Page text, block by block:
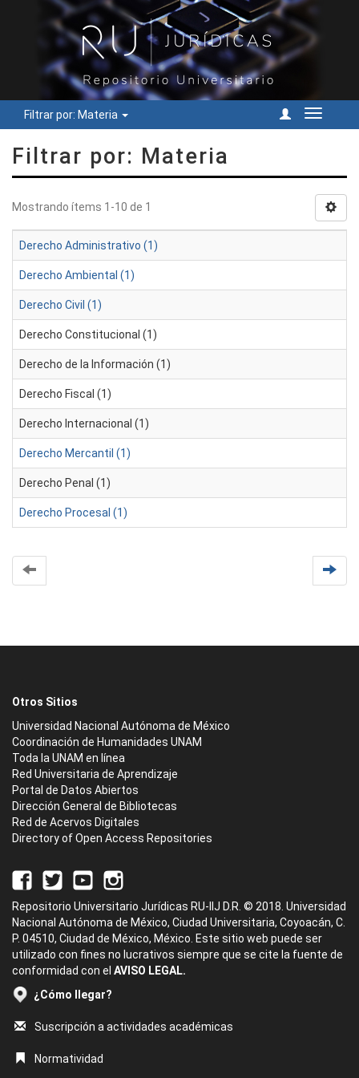
Filtrar por: Materia
Cambiar
Filtrar por: Materia
Mostrando ítems 1-10 de 1
Derecho Administrativo (1)
Derecho Ambiental (1)
Derecho Civil (1)
Derecho Constitucional (1)
Derecho de la Información (1)
Derecho Fiscal (1)
Derecho Internacional (1)
Derecho Mercantil (1)
Derecho Penal (1)
Derecho Procesal (1)
Otros Sitios
Universidad Nacional Autónoma de México
Coordinación de Humanidades UNAM
Toda la UNAM en línea
Red Universitaria de Aprendizaje
Portal de Datos Abiertos
Dirección General de Bibliotecas
Red de Acervos Digitales
Directory of Open Access Repositories
Repositorio Universitario Jurídicas RU-IIJ D.R. © 2018. Universidad
Nacional Autónoma de México, Ciudad Universitaria, Coyoacán, C.
P. 04510, Ciudad de México, México. Este sitio web puede ser
utilizado con fines no lucrativos siempre que se cite la fuente de
conformidad con el AVISO LEGAL.
¿Cómo llegar?
Suscripción a actividades académicas
Normatividad